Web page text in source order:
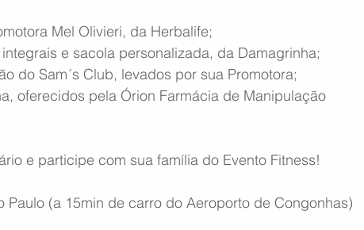
Mel Olivieri, da Herbalife;
e sacola personalizada, da Damagrinha;
do Sam´s Club, levados por sua Promotora;
oferecidos pela Órion Farmácia de Manipulação
e participe com sua família do Evento Fitness!
Paulo (a 15min de carro do Aeroporto de Congonhas)